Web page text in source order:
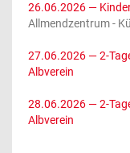
26.06.2026 —
Allmendzentrum -
27.06.2026 — 2-
Albverein
28.06.2026 — 2-
Albverein